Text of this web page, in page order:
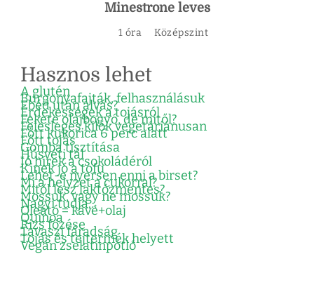
Minestrone leves
1 óra Középszint
Hasznos lehet
A glutén
Burgonyafajták, felhasználásuk
Ebéd után alvás?
Érdekességek a tojásról
Fekete olajbogyó, de mitől?
Felesleges kilók vegetáriánusan
Főtt kukorica 6 perc alatt
Főtt tojás
Gomba tisztítása
Húsvéti tál
Jó hírek a csokoládéról
Kinek jó a tofu
Lehet-e nyersen enni a birset?
Mi a helyzet a cukorral?
Mitől lesz laktózmentes?
Mossuk, vagy ne mossuk?
Nagyi tudja…
Oleátó = kávé+olaj
Quinoa
Rizs főzése
Tavaszi fáradság
Tojás és tejtermék helyett
Vegán zselatinpótló